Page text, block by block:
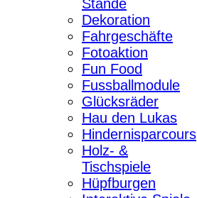
Stände
Dekoration
Fahrgeschäfte
Fotoaktion
Fun Food
Fussballmodule
Glücksräder
Hau den Lukas
Hindernisparcours
Holz- &
Tischspiele
Hüpfburgen